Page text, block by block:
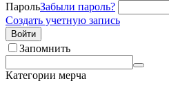
ПарольЗабыли пароль?
Создать учетную запись
Войти
Запомнить
Категории мерча